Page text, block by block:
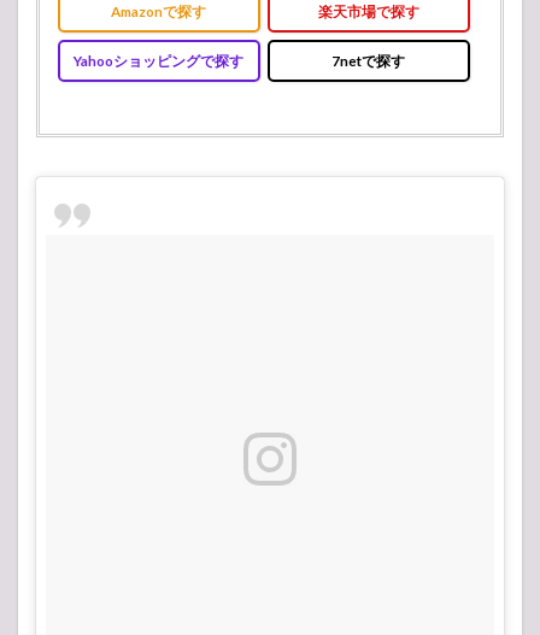
Amazonで探す 楽天市場で探す
Yahooショッピングで探す 7netで探す